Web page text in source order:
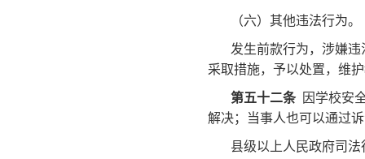
（六）其他违法行为。
发生前款行为，涉嫌
采取措施，予以处置，维
第五十二条因学校安
解决；当事人也可以通过
县级以上人民政府司